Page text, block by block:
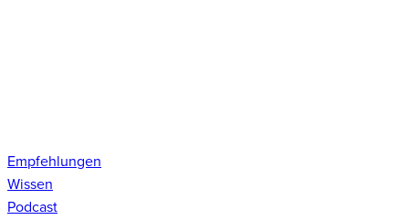
Empfehlungen
Wissen
Podcast